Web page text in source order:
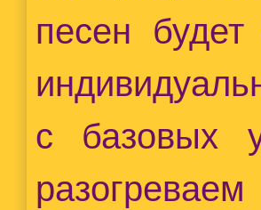
песен
с базовых